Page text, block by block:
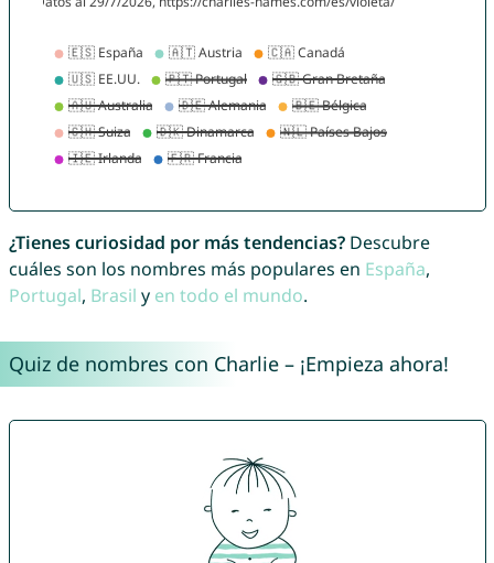
¿Tienes curiosidad por más tendencias?Descubre
cuáles son los nombres más populares en España,
Portugal, Brasil y en todo el mundo.
Quiz de nombres con Charlie – ¡Empieza ahora!